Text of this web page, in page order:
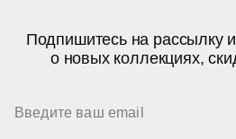
Подпишитесь на рассылку
о новых коллекциях,